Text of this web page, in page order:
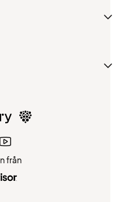
från